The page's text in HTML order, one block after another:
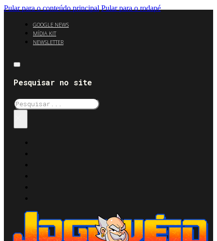
Pular para o conteúdo principal Pular para o rodapé
GOOGLE NEWS
MÍDIA KIT
NEWSLETTER
Pesquisar no site
Pesquisar